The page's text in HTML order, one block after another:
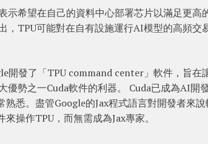
希望在自己的資料中心部署芯片以滿足更高
，TPU可能對在自有設施運行AI模型的高頻交
開發了「TPU command center」軟件，旨在
勢之一Cuda軟件的利器。 Cuda已成為AI開
悉。盡管Google的Jax程式語言對開發者來
操作TPU，而無需成為Jax專家。